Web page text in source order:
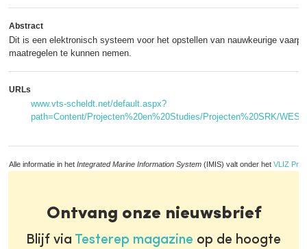
Abstract
Dit is een elektronisch systeem voor het opstellen van nauwkeurige
maatregelen te kunnen nemen.
URLs
www.vts-scheldt.net/default.aspx?
path=Content/Projecten%20en%20Studies/Projecten%20SRK/WESP
Alle informatie in het Integrated Marine Information System (IMIS) valt onder het VLIZ
Ontvang onze nieuwsbrief
Blijf via Testerep magazine op de hoogte